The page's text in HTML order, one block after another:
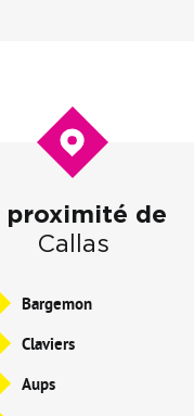
proximité de
Callas
Bargemon
Claviers
Aups